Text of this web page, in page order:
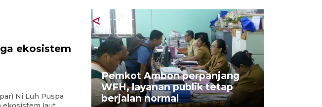
ekosistem
Ni Luh Puspa
pihak buka
di lembaga
Pemkot Ambon perpanjang
WFH, layanan publik tetap
berjalan normal